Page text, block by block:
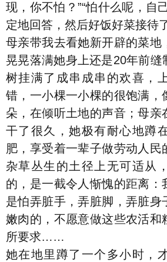
现，你不怕？”“怕什么呢，自
定地回答，然后好饭好菜接待
母亲带我去看她新开辟的菜地
晃晃落满她身上还是20年前缝
树挂满了成串成串的欢喜，
错，一小棵一小棵的很饱满，
朵，在倾听土地的声音；母亲
干了很久，她极有耐心地蹲
肥，享受着一辈子做劳动人民
杂草丛生的土径上无可适从
的，是一截令人惭愧的距离：
是怕弄脏手，弄脏脚，弄脏身
嫩肉的，不愿意做这些农活和
所要求……
她在地里蹲了一个多小时，